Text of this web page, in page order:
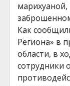
марихуаной,
Как
Региона» в
области, в
сотрудники